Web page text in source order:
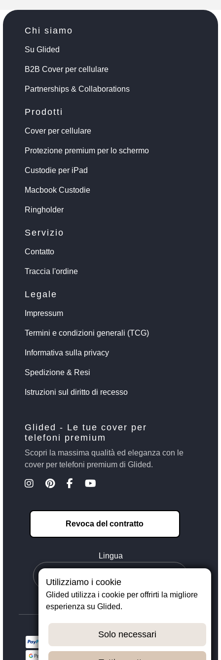
Chi siamo
Su Glided
B2B Cover per cellulare
Partnerships & Collaborations
Prodotti
Cover per cellulare
Protezione premium per lo schermo
Custodie per iPad
Macbook Custodie
Ringholder
Servizio
Contatto
Traccia l'ordine
Legale
Impressum
Termini e condizioni generali (TCG)
Informativa sulla privacy
Spedizione & Resi
Istruzioni sul diritto di recesso
Glided - Le tue cover per
telefoni premium
Scopri la massima qualità ed eleganza con le
cover per telefoni premium di Glided.
Revoca del contratto
Lingua
Utilizziamo i cookie
Glided utilizza i cookie per offrirti la migliore
esperienza su Glided.
Solo necessari